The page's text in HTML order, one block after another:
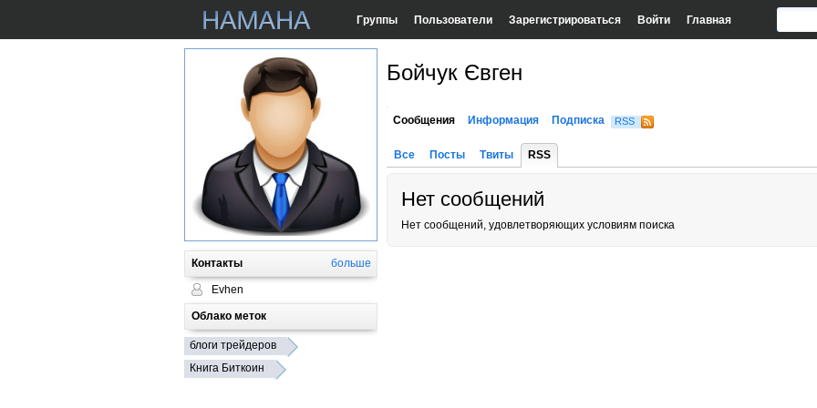
Группы Пользователи Зарегистрироваться Войти Главная
Контакты больше
Evhen
Облако меток
блоги трейдеров
Книга Биткоин
Бойчук Євген
Сообщения Информация Подписка RSS
Все Посты Твиты RSS
Нет сообщений
Нет сообщений, удовлетворяющих условиям поиска